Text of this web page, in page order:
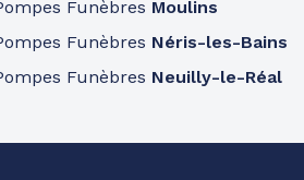
Funèbres Moulins
Funèbres Néris-les-Bains
Funèbres Neuilly-le-Réal